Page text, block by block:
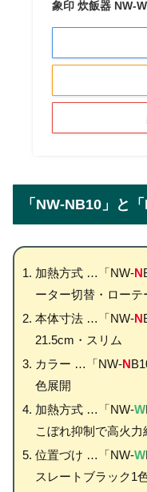
象印 炊飯器 NW-
「NW-NB10」と
加熱方式 …「NW-N
ーター切替・ローテ
本体寸法 …「NW-N
21.5cm・スリム
カラー …「NW-N
色展開
加熱方式 …「NW-W
こぼれ抑制で高火力
位置づけ …「NW-W
スレートブラック1